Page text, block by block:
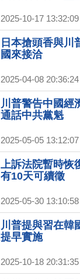
2025-10-17 13:32:09
日本搶頭香與川
國來接洽
2025-04-08 20:36:24
川普警告中國經
通話中共黨魁
2025-05-05 13:12:07
上訴法院暫時
有10天可續徵
2025-05-30 13:10:58
川普提與習在韓
提早實施
2025-10-18 20:31:35